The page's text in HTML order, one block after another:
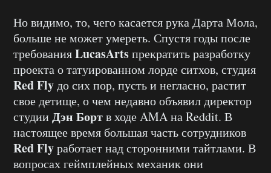
Но видимо, то, чего касается рука Дарта Мола,
больше не может умереть. Спустя годы после
требованияLucasArtsпрекратить разработку
проекта о татуированном лорде ситхов, студия
Red Flyдо сих пор, пусть и негласно, растит
свое детище, о чем недавно объявил директор
студии Дэн Бортв ходе AMA на Reddit. В
настоящее время большая часть сотрудников
Red Flyработает над сторонними тайтлами. В
вопросах геймплейных механик они